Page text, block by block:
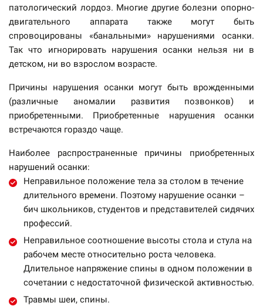
патологический лордоз. Многие другие болезни опорно-
двигательного аппарата также могут быть
спровоцированы «банальными» нарушениями осанки.
Так что игнорировать нарушения осанки нельзя ни в
детском, ни во взрослом возрасте.
Причины нарушения осанки могут быть врожденными
(различные аномалии развития позвонков) и
приобретенными. Приобретенные нарушения осанки
встречаются гораздо чаще.
Наиболее распространенные причины приобретенных
нарушений осанки:
Неправильное положение тела за столом в течение
длительного времени. Поэтому нарушение осанки –
бич школьников, студентов и представителей сидячих
профессий.
Неправильное соотношение высоты стола и стула на
рабочем месте относительно роста человека.
Длительное напряжение спины в одном положении в
сочетании с недостаточной физической активностью.
Травмы шеи, спины.